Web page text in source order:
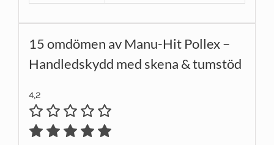
15 omdömen av Manu-Hit Pollex –
Handledskydd med skena & tumstöd
4,2